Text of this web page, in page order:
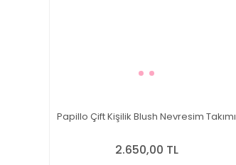
Papillo Çift Kişilik Blush Nevresim Takımı
2.650,00 TL